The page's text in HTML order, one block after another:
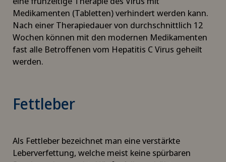
Medikamenten (Tabletten) verhindert werden kann.
Nach einer Therapiedauer von durchschnittlich 12
Wochen können mit den modernen Medikamenten
fast alle Betroffenen vom Hepatitis C Virus geheilt
werden.
Fettleber
Als Fettleber bezeichnet man eine verstärkte
Leberverfettung, welche meist keine spürbaren